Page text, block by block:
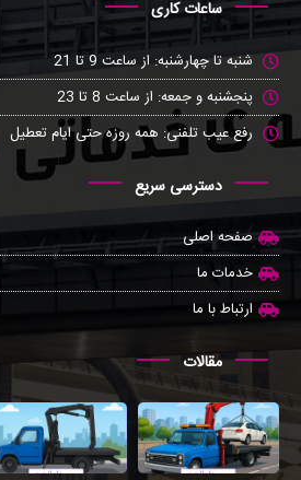
ساعات کاری
شنبه تا چهارشنبه: از ساعت 9 تا 21
پنجشنبه و جمعه: از ساعت 8 تا 23
رفع عیب تلفنی: همه روزه حتی ایام تعطیل
دسترسی سریع
صفحه اصلی
خدمات ما
ارتباط با ما
مقالات